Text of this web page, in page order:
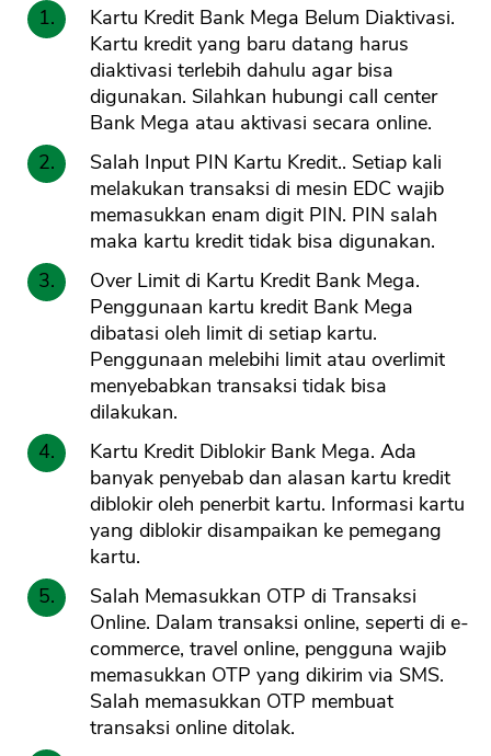
Kartu Kredit Bank Mega Belum Diaktivasi.
Kartu kredit yang baru datang harus
diaktivasi terlebih dahulu agar bisa
digunakan. Silahkan hubungi call center
Bank Mega atau aktivasi secara online.
Salah Input PIN Kartu Kredit.. Setiap kali
melakukan transaksi di mesin EDC wajib
memasukkan enam digit PIN. PIN salah
maka kartu kredit tidak bisa digunakan.
Over Limit di Kartu Kredit Bank Mega.
Penggunaan kartu kredit Bank Mega
dibatasi oleh limit di setiap kartu.
Penggunaan melebihi limit atau overlimit
menyebabkan transaksi tidak bisa
dilakukan.
Kartu Kredit Diblokir Bank Mega. Ada
banyak penyebab dan alasan kartu kredit
diblokir oleh penerbit kartu. Informasi kartu
yang diblokir disampaikan ke pemegang
kartu.
Salah Memasukkan OTP di Transaksi
Online. Dalam transaksi online, seperti di e-
commerce, travel online, pengguna wajib
memasukkan OTP yang dikirim via SMS.
Salah memasukkan OTP membuat
transaksi online ditolak.